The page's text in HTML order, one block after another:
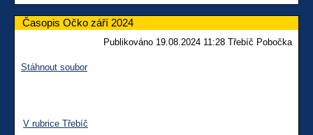
Časopis Očko září 2024
Publikováno 19.08.2024 11:28 Třebíč Pobočka
Stáhnout soubor
V rubrice Třebíč